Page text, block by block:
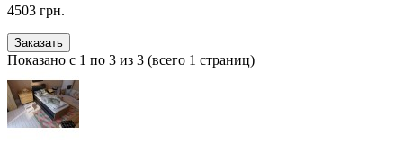
4503 грн.
Заказать
Показано с 1 по 3 из 3 (всего 1 страниц)